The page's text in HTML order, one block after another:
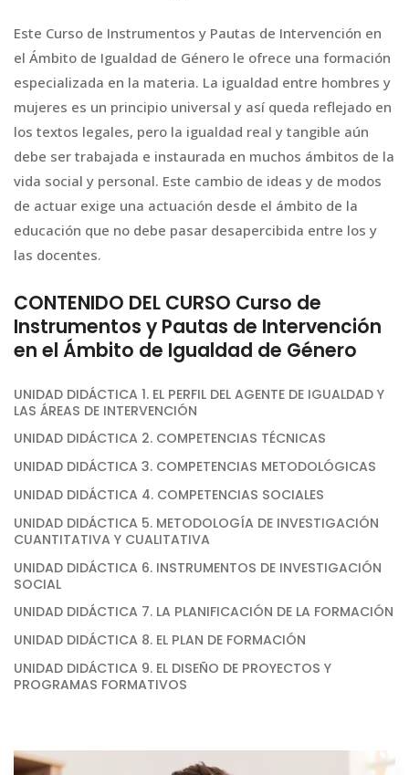
Este Curso de Instrumentos y Pautas de Intervención en
el Ámbito de Igualdad de Género le ofrece una formación
especializada en la materia. La igualdad entre hombres y
mujeres es un principio universal y así queda reflejado en
los textos legales, pero la igualdad real y tangible aún
debe ser trabajada e instaurada en muchos ámbitos de la
vida social y personal. Este cambio de ideas y de modos
de actuar exige una actuación desde el ámbito de la
educación que no debe pasar desapercibida entre los y
las docentes.
CONTENIDO DEL CURSO Curso de
Instrumentos y Pautas de Intervención
en el Ámbito de Igualdad de Género
UNIDAD DIDÁCTICA 1. EL PERFIL DEL AGENTE DE IGUALDAD Y
LAS ÁREAS DE INTERVENCIÓN
UNIDAD DIDÁCTICA 2. COMPETENCIAS TÉCNICAS
UNIDAD DIDÁCTICA 3. COMPETENCIAS METODOLÓGICAS
UNIDAD DIDÁCTICA 4. COMPETENCIAS SOCIALES
UNIDAD DIDÁCTICA 5. METODOLOGÍA DE INVESTIGACIÓN
CUANTITATIVA Y CUALITATIVA
UNIDAD DIDÁCTICA 6. INSTRUMENTOS DE INVESTIGACIÓN
SOCIAL
UNIDAD DIDÁCTICA 7. LA PLANIFICACIÓN DE LA FORMACIÓN
UNIDAD DIDÁCTICA 8. EL PLAN DE FORMACIÓN
UNIDAD DIDÁCTICA 9. EL DISEÑO DE PROYECTOS Y
PROGRAMAS FORMATIVOS